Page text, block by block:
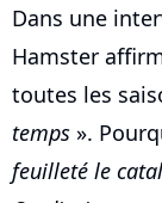
Dans une
Hamster
toutes les
temps ».
feuilleté le